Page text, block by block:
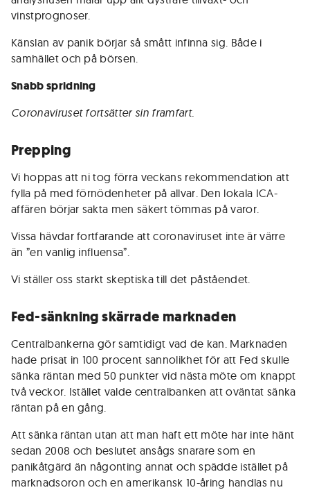
vinstprognoser.
Känslan av panik börjar så smått infinna sig. Både i
samhället och på börsen.
Snabb spridning
Coronaviruset fortsätter sin framfart.
Prepping
Vi hoppas att ni tog förra veckans rekommendation att
fylla på med förnödenheter på allvar. Den lokala ICA-
affären börjar sakta men säkert tömmas på varor.
Vissa hävdar fortfarande att coronaviruset inte är värre
än ”en vanlig influensa”.
Vi ställer oss starkt skeptiska till det påståendet.
Fed-sänkning skärrade marknaden
Centralbankerna gör samtidigt vad de kan. Marknaden
hade prisat in 100 procent sannolikhet för att Fed skulle
sänka räntan med 50 punkter vid nästa möte om knappt
två veckor. Istället valde centralbanken att oväntat sänka
räntan på en gång.
Att sänka räntan utan att man haft ett möte har inte hänt
sedan 2008 och beslutet ansågs snarare som en
panikåtgärd än någonting annat och spädde istället på
marknadsoron och en amerikansk 10-åring handlas nu